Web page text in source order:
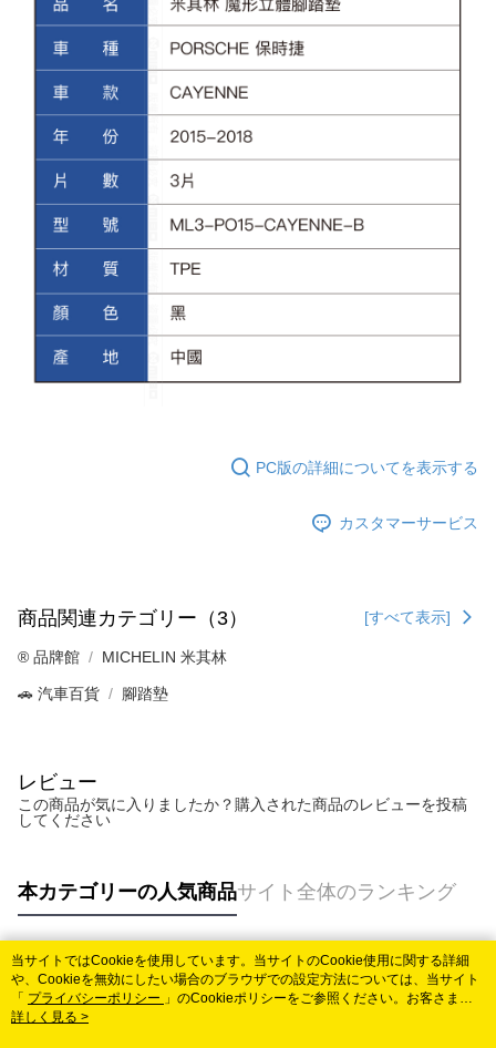
PC版の詳細についてを表示する
カスタマーサービス
商品関連カテゴリー（3） [すべて表示]
®️ 品牌館 MICHELIN 米其林
🚗 汽車百貨 腳踏墊
レビュー
この商品が気に入りましたか？購入された商品のレビューを投稿
してください
本カテゴリーの人気商品サイト全体のランキング
人気タグ
当サイトではCookieを使用しています。当サイトのCookie使用に関する詳細
や、Cookieを無効にしたい場合のブラウザでの設定方法については、当サイト
「 プライバシーポリシー 」のCookieポリシーをご参照ください。お客さま
が、当サイトを引き続き使用される場合、当社がサイト利用規約のCookieポリ
詳しく見る >